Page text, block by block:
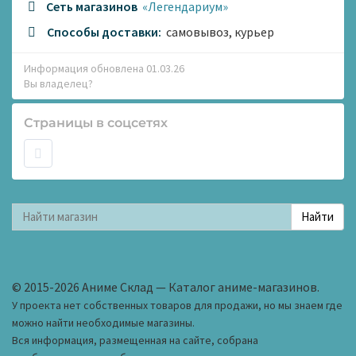
Сеть магазинов «Легендариум»
Способы доставки: самовывоз, курьер
Информация обновлена 01.03.26
Вы владелец?
Страницы в соцсетях
© 2015-2026 Аниме Склад — Каталог аниме-магазинов.
У проекта нет собственных товаров для продажи, но мы знаем где
можно найти необходимые магазины.
Вся информация, размещенная на сайте, собрана